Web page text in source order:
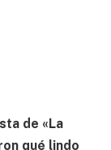
de «La
qué lindo